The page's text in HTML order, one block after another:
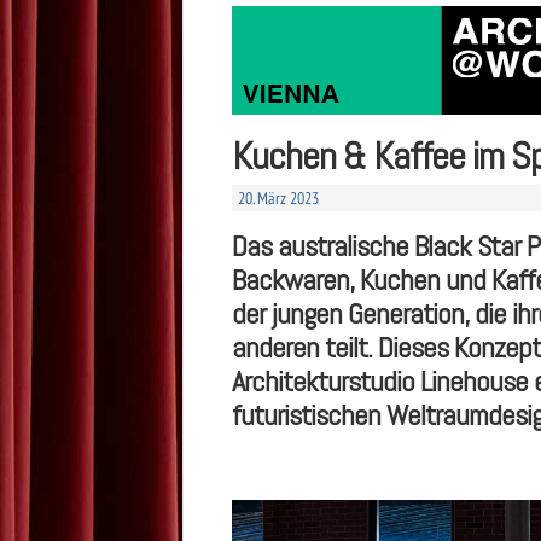
Kuchen & Kaffee im
20. März 2023
Das australische Black Star
Backwaren, Kuchen und
der jungen Generation, die
anderen teilt. Dieses
Architekturstudio Linehouse
futuristischen